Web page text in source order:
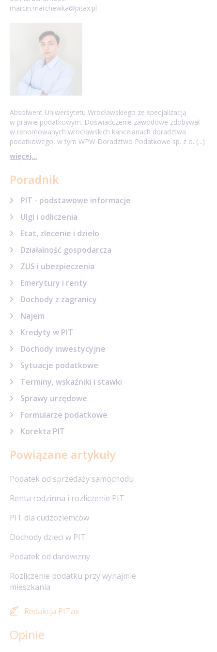
występuje polska rezydencja.
marcin.marchewka@pitax.pl
Absolwent Uniwersytetu Wrocławskiego ze specjalizacją
w prawie podatkowym. Doświadczenie zawodowe zdobywał
w renomowanych wrocławskich kancelariach doradztwa
podatkowego, w tym WPW Doradztwo Podatkowe sp. z o. (...)
więcej...
Poradnik
PIT - podstawowe informacje
Ulgi i odliczenia
Etat, zlecenie i dzieło
Działalność gospodarcza
ZUS i ubezpieczenia
Emerytury i renty
Dochody z zagranicy
Najem
Kredyty w PIT
Dochody inwestycyjne
Sytuacje podatkowe
Terminy, wskaźniki i stawki
Sprawy urzędowe
Formularze podatkowe
Korekta PIT
Powiązane artykuły
Podatek od sprzedaży samochodu
Renta rodzinna i rozliczenie PIT
PIT dla cudzoziemców
Dochody dzieci w PIT
Podatek od darowizny
Rozliczenie podatku przy wynajmie
mieszkania
Redakcja PITax
Opinie